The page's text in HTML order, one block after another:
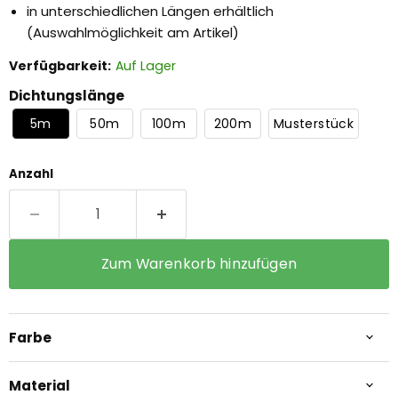
in unterschiedlichen Längen erhältlich
(Auswahlmöglichkeit am Artikel)
Verfügbarkeit: Auf Lager
Dichtungslänge
5m 50m 100m 200m Musterstück
Anzahl
Zum Warenkorb hinzufügen
Farbe
Material